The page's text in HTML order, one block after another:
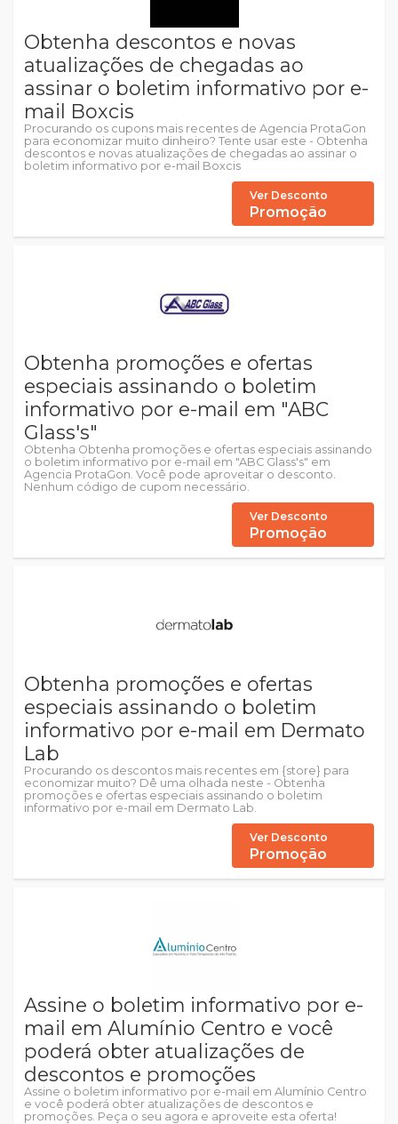
Obtenha descontos e novas
atualizações de chegadas ao
assinar o boletim informativo por e-
mail Boxcis
Procurando os cupons mais recentes de Agencia ProtaGon
para economizar muito dinheiro? Tente usar este - Obtenha
descontos e novas atualizações de chegadas ao assinar o
boletim informativo por e-mail Boxcis
Ver Desconto
Promoção
Obtenha promoções e ofertas
especiais assinando o boletim
informativo por e-mail em "ABC
Glass's"
Obtenha Obtenha promoções e ofertas especiais assinando
o boletim informativo por e-mail em "ABC Glass's" em
Agencia ProtaGon. Você pode aproveitar o desconto.
Nenhum código de cupom necessário.
Ver Desconto
Promoção
Obtenha promoções e ofertas
especiais assinando o boletim
informativo por e-mail em Dermato
Lab
Procurando os descontos mais recentes em {store} para
economizar muito? Dê uma olhada neste - Obtenha
promoções e ofertas especiais assinando o boletim
informativo por e-mail em Dermato Lab.
Ver Desconto
Promoção
Assine o boletim informativo por e-
mail em Alumínio Centro e você
poderá obter atualizações de
descontos e promoções
Assine o boletim informativo por e-mail em Alumínio Centro
e você poderá obter atualizações de descontos e
promoções. Peça o seu agora e aproveite esta oferta!